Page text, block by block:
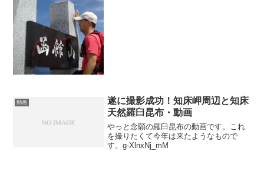
動画
遂に撮影成功！知床岬周辺と知床
天然羅臼昆布・動画
やっと念願の羅臼昆布の動画です。これ
を撮りたくて今年は来たようなもので
す。g-XlnxNj_mM